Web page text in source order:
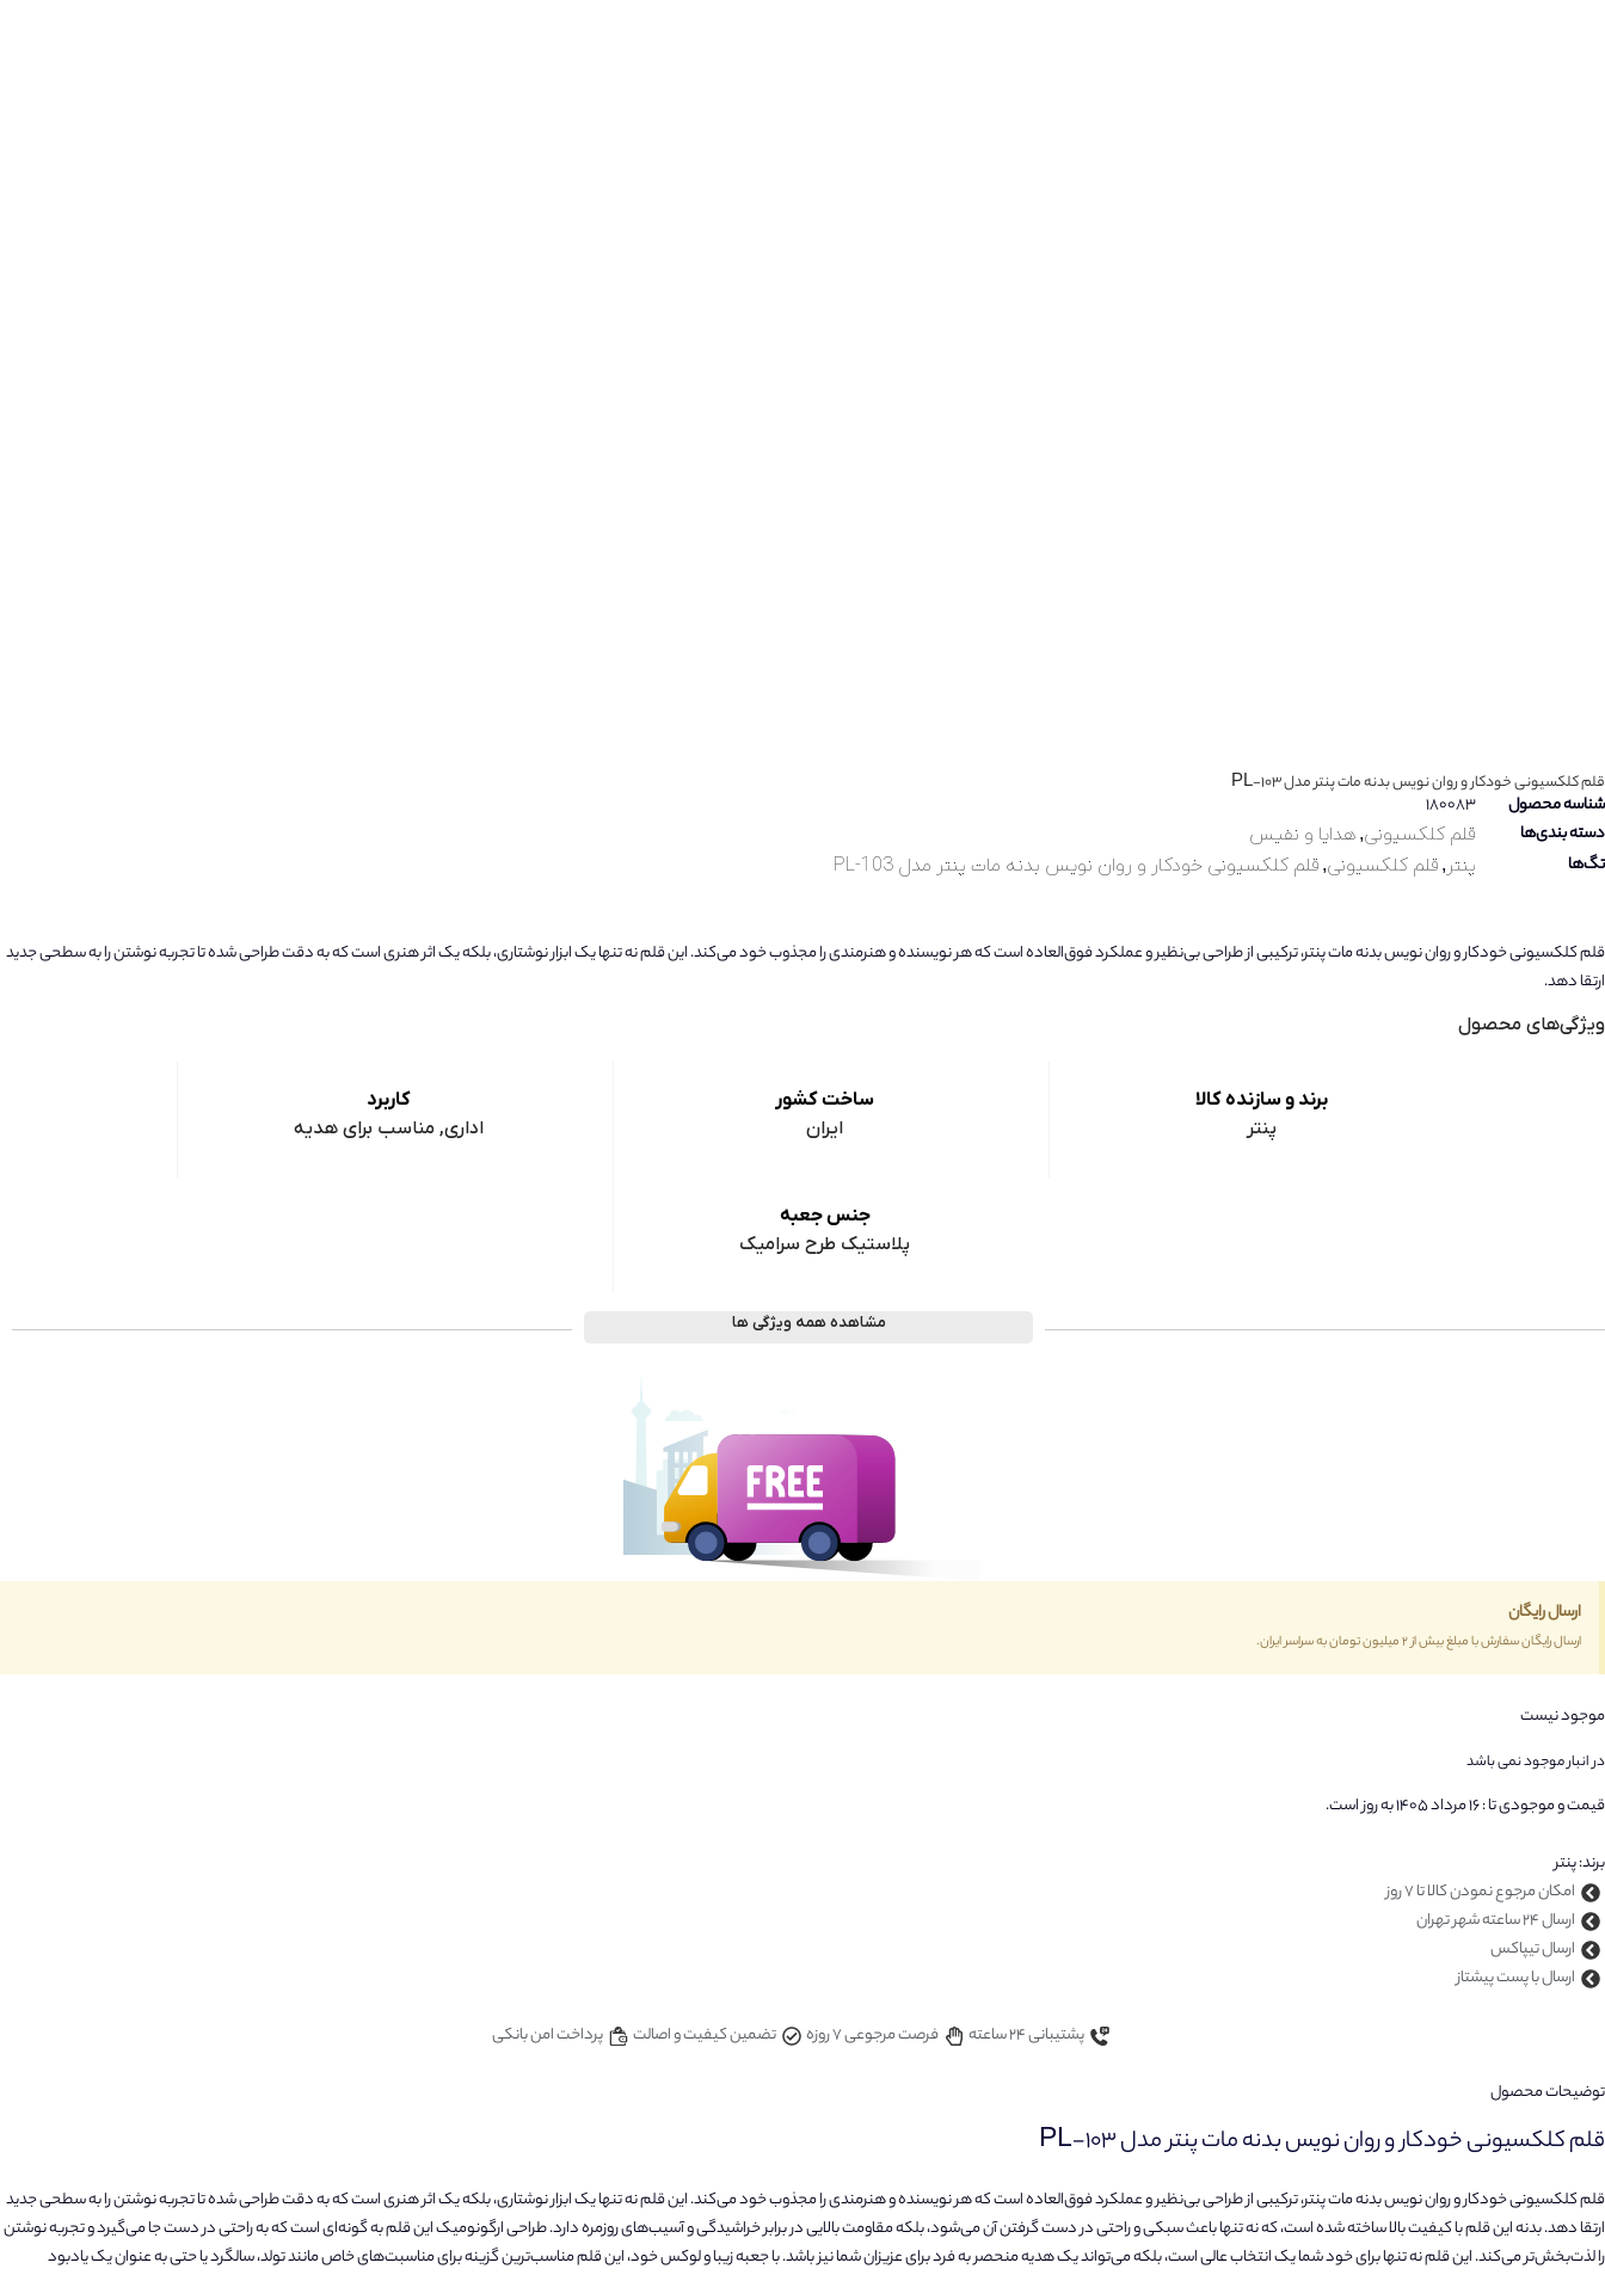
قلم کلکسیونی خودکار و روان نویس بدنه مات پنتر مدل PL-103
شناسه محصول
180083
دسته بندی‌ها
قلم کلکسیونی, هدایا و نفیس
تگ‌ها پنتر , قلم کلکسیونی, قلم کلکسیونی خودکار و روان نویس بدنه مات پنتر مدل PL-103
قلم کلکسیونی خودکار و روان نویس بدنه مات پنتر، ترکیبی از طراحی بی‌نظیر و عملکرد فوق‌العاده است که هر نویسنده و هنرمندی را مجذوب خود می‌کند. این قلم نه تنها یک ابزار نوشتاری، بلکه یک اثر هنری است که به دقت طراحی شده تا تجربه نوشتن را به سطحی جدید
ارتقا دهد.
ویژگی‌های محصول
برند و سازنده کالا
پنتر
ساخت کشور
ایران
کاربرد
اداری, مناسب برای هدیه
جنس جعبه
پلاستیک طرح سرامیک
مشاهده همه ویژگی ها
ارسال رایگان
ارسال رایگان سفارش با مبلغ بیش از 2 میلیون تومان به سراسر ایران.
موجود نیست
در انبار موجود نمی باشد
قیمت و موجودی تا : 16 مرداد 1405 به روز است.
برند:پنتر
امکان مرجوع نمودن کالا تا 7 روز
ارسال 24 ساعته شهر تهران
ارسال تیپاکس
ارسال با پست پیشتاز
پشتیبانی 24 ساعته
فرصت مرجوعی 7 روزه تضمین کیفیت و اصالت
پرداخت امن بانکی
توضیحات محصول
قلم کلکسیونی خودکار و روان نویس بدنه مات پنتر مدل PL-103
قلم کلکسیونی خودکار و روان نویس بدنه مات پنتر، ترکیبی از طراحی بی‌نظیر و عملکرد فوق‌العاده است که هر نویسنده و هنرمندی را مجذوب خود می‌کند. این قلم نه تنها یک ابزار نوشتاری، بلکه یک اثر هنری است که به دقت طراحی شده تا تجربه نوشتن را به سطحی جدید
ارتقا دهد. بدنه این قلم با کیفیت بالا ساخته شده است، که نه تنها باعث سبکی و راحتی در دست گرفتن آن می‌شود، بلکه مقاومت بالایی در برابر خراشیدگی و آسیب‌های روزمره دارد. طراحی ارگونومیک این قلم به گونه‌ای است که به راحتی در دست جا می‌گیرد و تجربه نوشتن
را لذت‌بخش‌تر می‌کند. این قلم نه تنها برای خود شما یک انتخاب عالی است، بلکه می‌تواند یک هدیه منحصر به فرد برای عزیزان شما نیز باشد. با جعبه زیبا و لوکس خود، این قلم مناسب‌ترین گزینه برای مناسبت‌های خاص مانند تولد، سالگرد یا حتی به عنوان یک یادبود